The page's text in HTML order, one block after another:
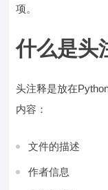
项。
什么是头
头注释是放在
内容：
文件的描述
作者信息